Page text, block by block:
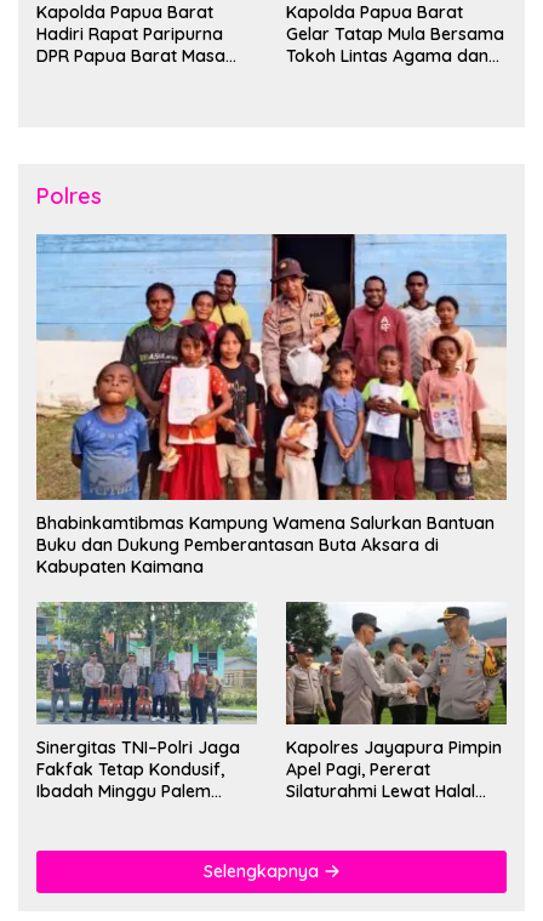
Kapolda Papua Barat
Hadiri Rapat Paripurna
DPR Papua Barat Masa
Kapolda Papua Barat
Gelar Tatap Mula Bersama
Tokoh Lintas Agama dan
Polres
Bhabinkamtibmas Kampung Wamena Salurkan Bantuan
Buku dan Dukung Pemberantasan Buta Aksara di
Kabupaten Kaimana
Sinergitas TNI–Polri Jaga
Fakfak Tetap Kondusif,
Ibadah Minggu Palem
Kapolres Jayapura Pimpin
Apel Pagi, Pererat
Silaturahmi Lewat Halal
Selengkapnya